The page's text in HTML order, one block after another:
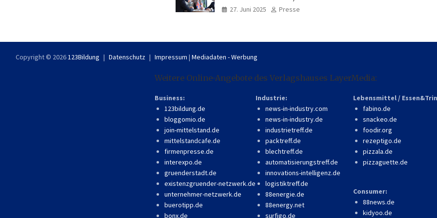
professionell, online
zugänglich
27. Juni 2025 Presse
Copyright © 2026123Bildung Datenschutz Impressum | Mediadaten - Werbung
Weitere Online-Angebote des Verlagshauses LayerMedia:
Business:
123bildung.de
bloggomio.de
join-mittelstand.de
mittelstandcafe.de
firmenpresse.de
interexpo.de
gruenderstadt.de
existenzgruender-netzwerk.de
unternehmer-netzwerk.de
buerotipp.de
bonx.de
Industrie:
news-in-industry.com
news-in-industry.de
industrietreff.de
packtreff.de
blechtreff.de
automatisierungstreff.de
innovations-intelligenz.de
logistiktreff.de
88energie.de
88energy.net
surfigo.de
Lebensmittel /
fabino.de
snackeo.de
foodir.org
rezeptigo.de
pizzala.de
pizzaguette.de
Consumer:
88news.de
kidyoo.de